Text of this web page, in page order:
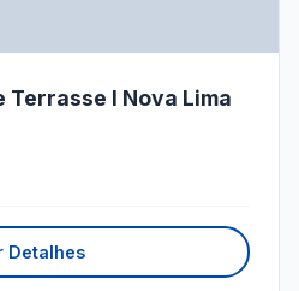
Terrasse I Nova Lima
Detalhes